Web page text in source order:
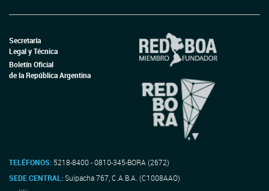
Secretaría
Legal y Técnica
Boletín Oficial
de la República Argentina
TELÉFONOS: 5218-8400 - 0810-345-BORA (2672)
SEDE CENTRAL:Suipacha 767, C.A.B.A. (C1008AAO)